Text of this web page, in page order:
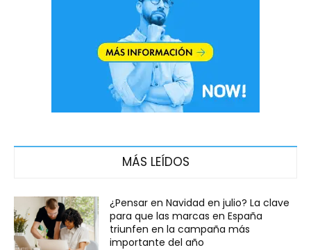
MÁS LEÍDOS
¿Pensar en Navidad en julio? La clave
para que las marcas en España
triunfen en la campaña más
importante del año